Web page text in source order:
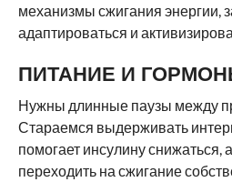
механизмы сжигания энергии,
адаптироваться и
ПИТАНИЕ И
Нужны длинные паузы между
Стараемся выдерживать
помогает инсулину снижаться,
переходить на сжигание